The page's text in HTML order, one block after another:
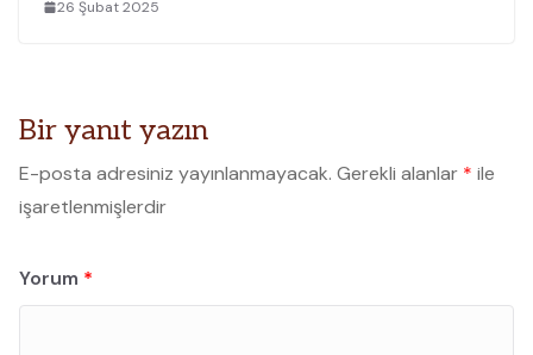
26 Şubat 2025
Bir yanıt yazın
E-posta adresiniz yayınlanmayacak. Gerekli alanlar * ile
işaretlenmişlerdir
Yorum *